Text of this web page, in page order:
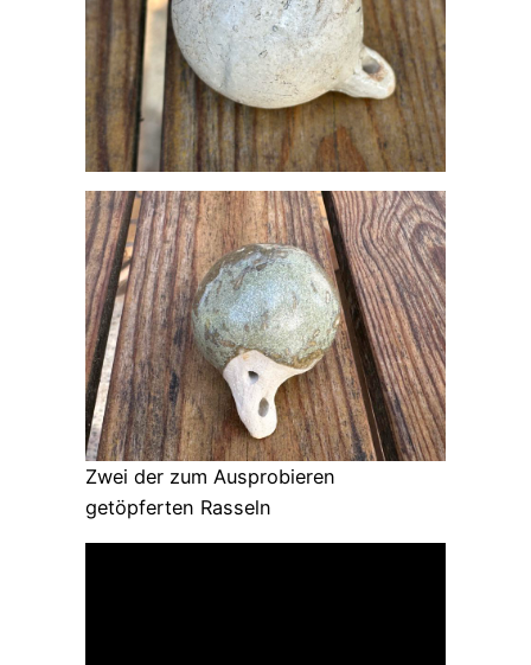
Zwei der zum Ausprobieren
getöpferten Rasseln